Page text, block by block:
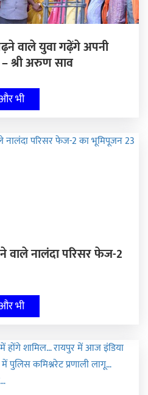
वाले युवा गढ़ेंगे अपनी
श्री अरुण साव
भी
वाले नालंदा परिसर फेज-2
भी